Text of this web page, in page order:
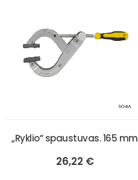
„Ryklio” spaustuvas. 165 mm
26,22 €